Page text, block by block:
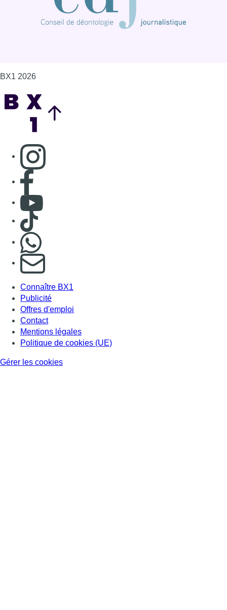
BX1 2026
Consulter page Instagram
Consulter page Facebook
Consulter Youtube
Consulter TikTok
S'abonner à notre newsletter
Connaître BX1
Publicité
Offres d'emploi
Contact
Mentions légales
Politique de cookies (UE)
Gérer les cookies